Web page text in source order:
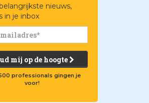
nieuws,
in je inbox
mij op de hoogte
professionals gingen je
voor!